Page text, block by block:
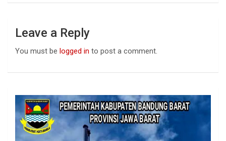
Leave a Reply
You must be logged in to post a comment.